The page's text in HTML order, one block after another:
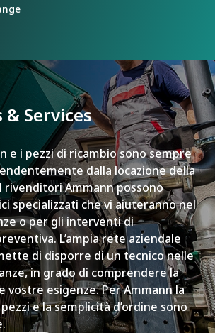
Services
e i pezzi di ricambio sono sempre
dalla locazione della
rivenditori Ammann possono
specializzati che vi aiuteranno nel
o per gli interventi di
L’ampia rete aziendale
di disporre di un tecnico nelle
in grado di comprendere la
vostre esigenze. Per Ammann la
e la semplicità d’ordine sono